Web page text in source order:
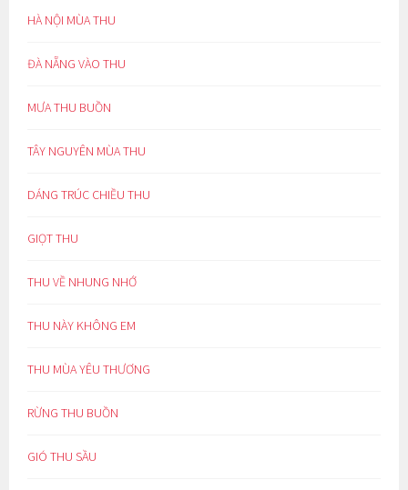
HÀ NỘI MÙA THU
ĐÀ NẴNG VÀO THU
MƯA THU BUỒN
TÂY NGUYÊN MÙA THU
DÁNG TRÚC CHIỀU THU
GIỌT THU
THU VỀ NHUNG NHỚ
THU NÀY KHÔNG EM
THU MÙA YÊU THƯƠNG
RỪNG THU BUỒN
GIÓ THU SẦU